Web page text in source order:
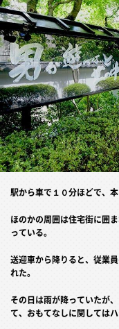
駅から車で１０分ほどで、
ほのかの周囲は住宅街に囲
っている。
送迎車から降りると、従業
れた。
その日は雨が降っていたが
て、おもてなしに関しては